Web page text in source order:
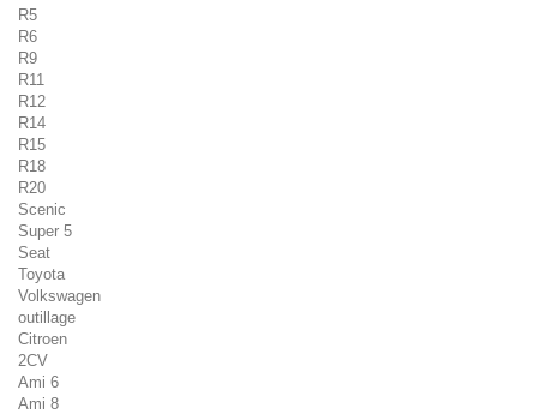
R5
R6
R9
R11
R12
R14
R15
R18
R20
Scenic
Super 5
Seat
Toyota
Volkswagen
outillage
Citroen
2CV
Ami 6
Ami 8